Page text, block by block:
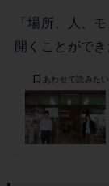
「場所、人、
開くことがで
あわせて読みたい